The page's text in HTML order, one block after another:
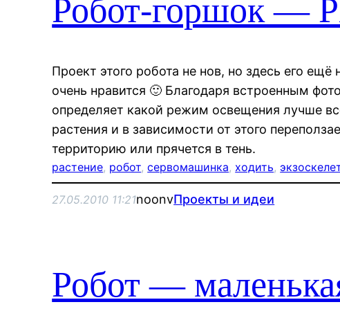
Робот-горшок —
Проект этого робота не нов, но здесь его
очень нравится 🙂 Благодаря встроенным
определяет какой режим освещения лучше
растения и в зависимости от этого
территорию или прячется в тень.
растение, робот, сервомашинка, ходить,
27.05.2010 11:21noonvПроекты и идеи
Робот —